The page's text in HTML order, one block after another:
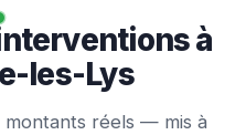
à
les-Lys
montants réels — mis à